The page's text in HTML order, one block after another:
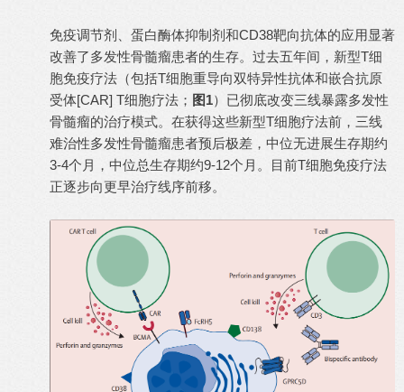
免疫调节剂、蛋白酶体抑制剂和CD38靶向抗体的应用显著
改善了多发性骨髓瘤患者的生存。过去五年间，新型T细
胞免疫疗法（包括T细胞重导向双特异性抗体和嵌合抗原
受体[CAR] T细胞疗法； 图1）已彻底改变三线暴露多发性
骨髓瘤的治疗模式。在获得这些新型T细胞疗法前，三线
难治性多发性骨髓瘤患者预后极差，中位无进展生存期约
3-4个月，中位总生存期约9-12个月。目前T细胞免疫疗法
正逐步向更早治疗线序前移。